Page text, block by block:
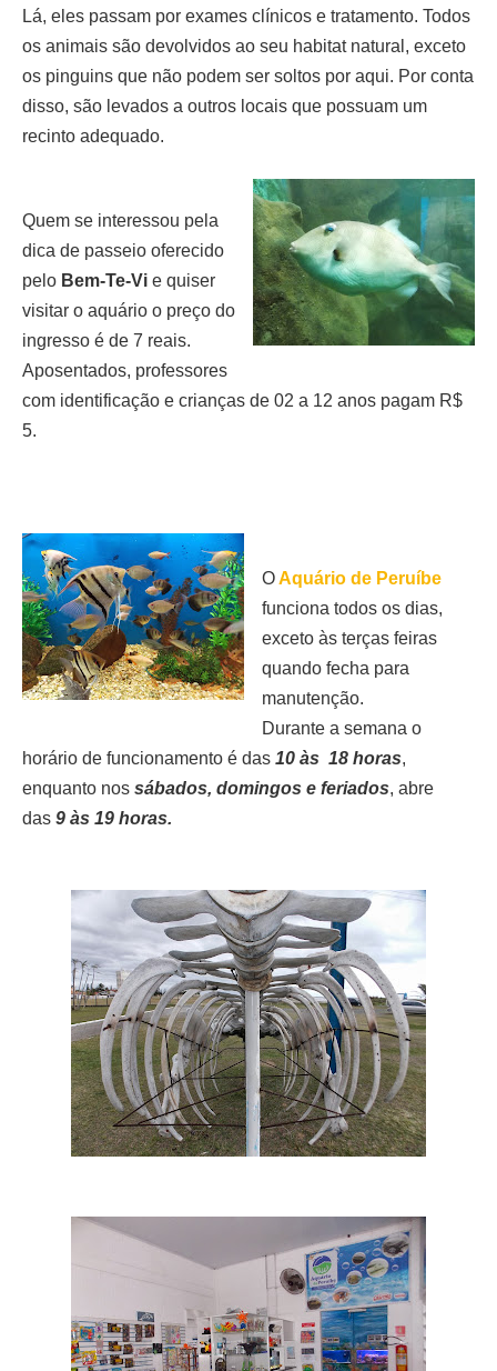
Lá, eles passam por exames clínicos e tratamento. Todos
os animais são devolvidos ao seu habitat natural, exceto
os pinguins que não podem ser soltos por aqui. Por conta
disso, são levados a outros locais que possuam um
recinto adequado.
Quem se interessou pela
dica de passeio oferecido
pelo Bem-Te-Vi e quiser
visitar o aquário o preço do
ingresso é de 7 reais.
Aposentados, professores
com identificação e crianças de 02 a 12 anos pagam R$
5.
OAquário de Peruíbe
funciona todos os dias,
exceto às terças feiras
quando fecha para
manutenção.
Durante a semana o
horário de funcionamento é das 10 às 18 horas,
enquanto nos sábados, domingos e feriados, abre
das 9 às 19 horas.